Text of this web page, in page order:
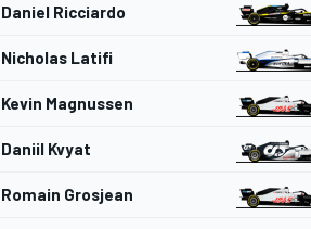
Daniel Ricciardo
Nicholas Latifi
Kevin Magnussen
Daniil Kvyat
Romain Grosjean